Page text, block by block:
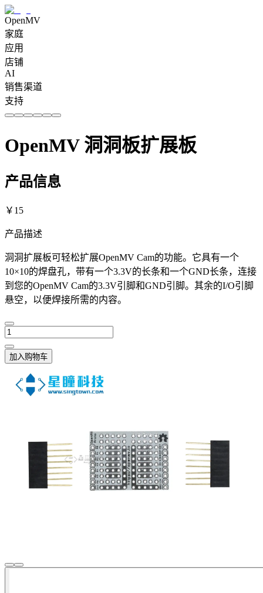
OpenMV
家庭
应用
店铺
AI
销售渠道
支持
OpenMV 洞洞板扩展板
产品信息
￥ 15
产品描述
洞洞扩展板可轻松扩展OpenMV Cam的功能。它具有一个
10×10的焊盘孔，带有一个3.3V的长条和一个GND长条，连接
到您的OpenMV Cam的3.3V引脚和GND引脚。其余的I/O引脚
悬空，以便焊接所需的内容。
加入购物车